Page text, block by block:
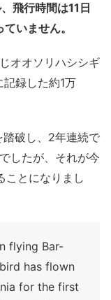
飛行時間は11日
いません。
オオソリハシシギ
録した約1万
破し、2年連続で
したが、それが今
ことになりまし
flying Bar-
has flown
for the first